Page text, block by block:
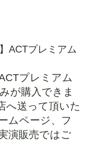
ACTプレミアム
プレミアム
が購入できま
へ送って頂いた
ムページ、フ
演販売ではご